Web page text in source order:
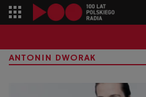
ANTONIN DWORAK